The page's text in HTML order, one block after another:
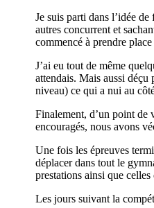
Je suis parti dans l’idée
autres concurrent et
commencé à prendre
J’ai eu tout de même
attendais. Mais aussi
niveau) ce qui a nui au
Finalement, d’un point de
encouragés, nous avons
Une fois les épreuves
déplacer dans tout le
prestations ainsi que celles
Les jours suivant la